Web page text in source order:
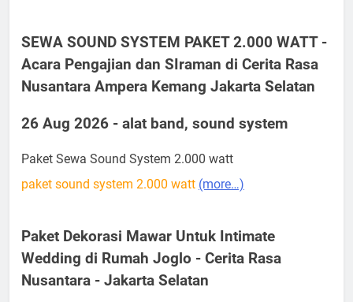
SEWA SOUND SYSTEM PAKET 2.000 WATT -
Acara Pengajian dan SIraman di Cerita Rasa
Nusantara Ampera Kemang Jakarta Selatan
26 Aug 2026 - alat band, sound system
Paket Sewa Sound System 2.000 watt
paket sound system 2.000 watt (more…)
Paket Dekorasi Mawar Untuk Intimate
Wedding di Rumah Joglo - Cerita Rasa
Nusantara - Jakarta Selatan